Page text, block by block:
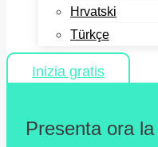
Hrvatski
Türkçe
Inizia gratis
Presenta ora